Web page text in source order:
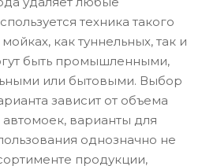
техника такого
как туннельных, так и
быть промышленными,
или бытовыми. Выбор
зависит от объема
варианты для
однозначно не
продукции,